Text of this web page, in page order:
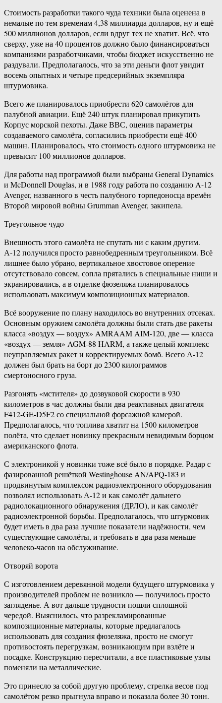
Стоимость разработки такого чуда техники была оценена в
немалые по тем временам 4,38 миллиарда долларов, ну и ещё
500 миллионов долларов, если вдруг тех не хватит. Всё, что
сверху, уже на 40 процентов должно было финансироваться
компаниями разработчиками, чтобы бюджет искусственно не
раздували. Предполагалось, что за эти деньги флот увидит
восемь опытных и четыре предсерийных экземпляра
штурмовика.
Всего же планировалось приобрести 620 самолётов для
палубной авиации. Ещё 240 штук планировал прикупить
Корпус морской пехоты. Даже ВВС, оценив параметры
создаваемого самолёта, согласились приобрести ещё 400
машин. Планировалось, что стоимость одного штурмовика не
превысит 100 миллионов долларов.
Для работы над программой были выбраны General Dynamics
и McDonnell Douglas, и в 1988 году работа по созданию A-12
Avenger, названного в честь палубного торпедоносца времён
Второй мировой войны Grumman Avenger, закипела.
Треугольное чудо
Внешность этого самолёта не спутать ни с каким другим.
А-12 получился просто равнобедренным треугольником. Всё
лишнее было убрано, вертикальное хвостовое оперение
отсутствовало совсем, сопла прятались в специальные ниши и
экранировались, а в отделке фюзеляжа планировалось
использовать максимум композиционных материалов.
Всё вооружение по плану находилось во внутренних отсеках.
Основным оружием самолёта должны были стать две ракеты
класса «воздух — воздух» AMRAAM AIM-120, две — класса
«воздух — земля» AGM-88 HARM, а также целый комплекс
неуправляемых ракет и корректируемых бомб. Всего А-12
должен был брать на борт до 2300 килограммов
смертоносного груза.
Разгонять «мстителя» до дозвуковой скорости в 930
километров в час должны были два реактивных двигателя
F412-GE-D5F2 со специальной форсажной камерой.
Предполагалось, что топлива хватит на 1500 километров
полёта, что сделает новинку прекрасным невидимым борцом
американского флота.
С электроникой у новинки тоже всё было в порядке. Радар с
фазированной решёткой Westinghouse AN/APQ-183 и
продвинутым комплексом радиоэлектронного оборудования
позволял использовать А-12 и как самолёт дальнего
радиолокационного обнаружения (ДРЛО), и как самолёт
радиоэлектронной борьбы. Предполагалось, что штурмовик
будет иметь в два раза лучшие показатели надёжности, чем
существующие самолёты, и требовать в два раза меньше
человеко-часов на обслуживание.
Отворяй ворота
С изготовлением деревянной модели будущего штурмовика у
производителей проблем не возникло — получилось просто
загляденье. А вот дальше трудности пошли сплошной
чередой. Выяснилось, что разрекламированные
композиционные материалы, которые предлагалось
использовать для создания фюзеляжа, просто не смогут
противостоять перегрузкам, возникающим при взлёте и
посадке. Конструкцию пересчитали, а все пластиковые узлы
поменяли на металлические.
Это принесло за собой другую проблему, стрелка весов под
самолётом резко прыгнула вправо и показала более 30 тонн.